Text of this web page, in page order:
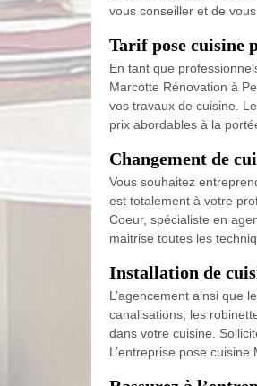
vous conseiller et de
Tarif pose cuisine
En tant que
Marcotte Rénovation à
vos travaux de cuisine.
prix abordables à la
Changement de
Vous souhaitez
est totalement à votre
Coeur, spécialiste en
maitrise toutes les
Installation de
L’agencement ainsi que
canalisations, les
dans votre cuisine.
L’entreprise pose